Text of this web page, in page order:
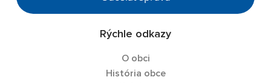
Rýchle odkazy
O obci
História obce